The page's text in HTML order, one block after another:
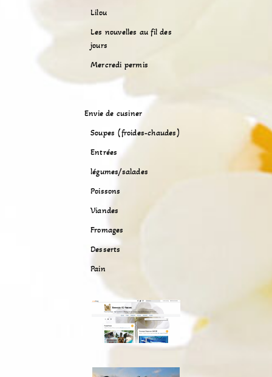
Lilou
Les nouvelles au fil des
jours
Mercredi permis
Envie de cusiner
Soupes (froides-chaudes)
Entrées
légumes/salades
Poissons
Viandes
Fromages
Desserts
Pain